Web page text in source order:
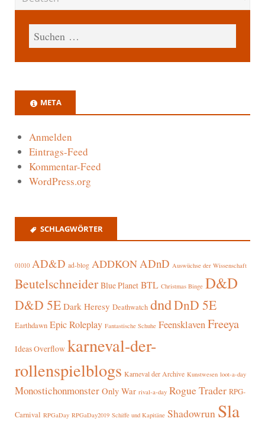
META
Anmelden
Eintrags-Feed
Kommentar-Feed
WordPress.org
SCHLAGWÖRTER
01010 AD&D ad-blog ADDKON ADnD Auswüchse der Wissenschaft
Beutelschneider Blue Planet BTL Christmas Binge D&D
D&D 5E Dark Heresy Deathwatch dndDnD 5E
Earthdawn Epic Roleplay Fantastische Schuhe FeensklavenFreeya
Ideas Overflow karneval-der-
rollenspielblogs Karneval der Archive Kunstwesen loot-a-day
Monostichonmonster Only War rival-a-day Rogue Trader RPG-
Carnival RPGaDay RPGaDay2019 Schiffe und Kapitäne Shadowrun Sla